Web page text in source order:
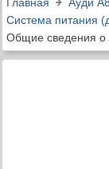
Система питания
Общие сведения о